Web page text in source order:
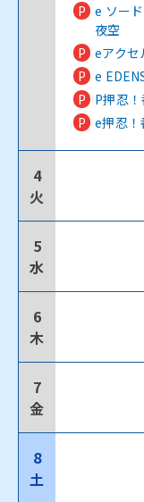
P e ソー
夜空
P eアクセ
P e
P P押忍
P e押忍！
4
火
5
水
6
木
7
金
8
土